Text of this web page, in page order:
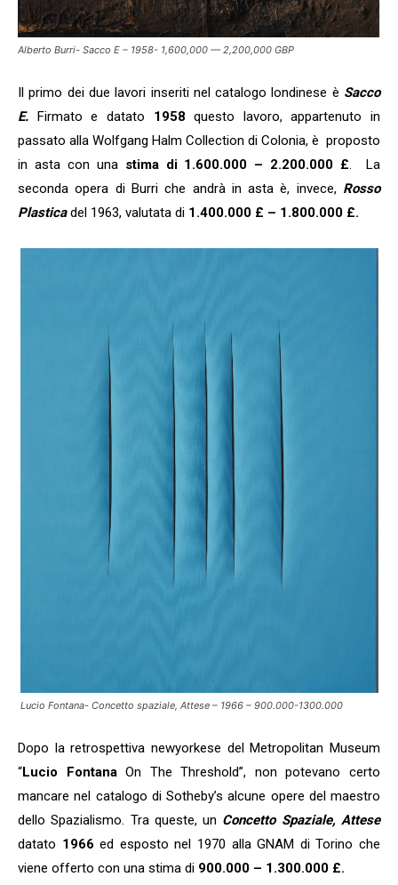
Alberto Burri- Sacco E – 1958- 1,600,000 — 2,200,000 GBP
Il primo dei due lavori inseriti nel catalogo londinese è Sacco
E. Firmato e datato 1958 questo lavoro, appartenuto in
passato alla Wolfgang Halm Collection di Colonia, è proposto
in asta con unastima di 1.600.000 – 2.200.000 £. La
seconda opera di Burri che andrà in asta è, invece, Rosso
Plasticadel 1963, valutata di 1.400.000 £ – 1.800.000 £.
Lucio Fontana- Concetto spaziale, Attese – 1966 – 900.000-1300.000
Dopo la retrospettiva newyorkese del Metropolitan Museum
“Lucio FontanaOn The Threshold”, non potevano certo
mancare nel catalogo di Sotheby’s alcune opere del maestro
dello Spazialismo. Tra queste, un Concetto Spaziale, Attese
datato 1966 ed esposto nel 1970 alla GNAM di Torino che
viene offerto con una stima di 900.000 – 1.300.000 £.